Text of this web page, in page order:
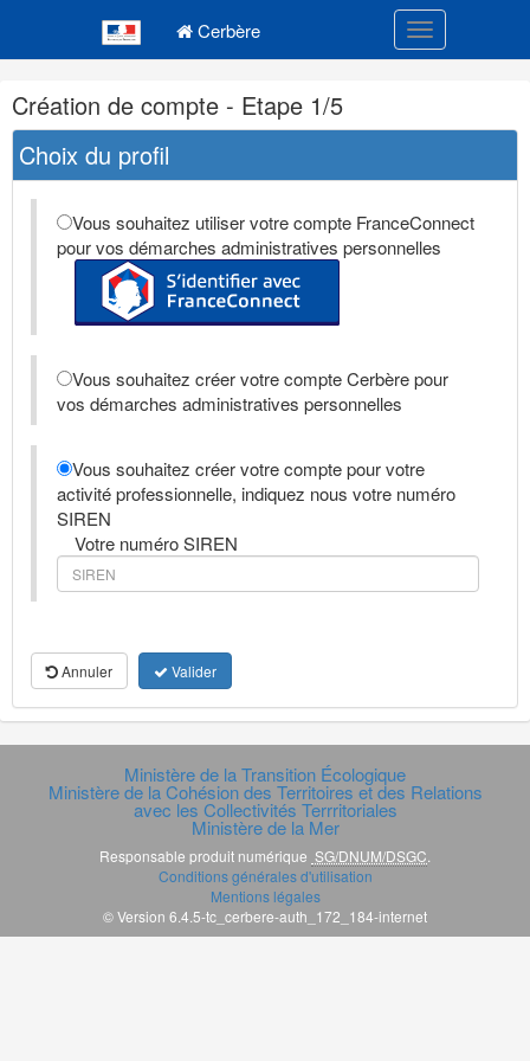
Cerbère Toggle
Navigation
et
outils
annexes
Création de compte - Etape 1/5
Choix du profil
Vous souhaitez utiliser votre compte FranceConnect
pour vos démarches administratives personnelles
Vous souhaitez créer votre compte Cerbère pour
vos démarches administratives personnelles
Vous souhaitez créer votre compte pour votre
activité professionnelle, indiquez nous votre numéro
SIREN
Votre numéro SIREN
Annuler Valider
Ministère de la Transition Écologique
Ministère de la Cohésion des Territoires et des Relations
avec les Collectivités Terrritoriales
Ministère de la Mer
Responsable produit numérique SG/DNUM/DSGC
Conditions générales d'utilisation
Mentions légales
© Version 6.4.5-tc_cerbere-auth_172_184-internet